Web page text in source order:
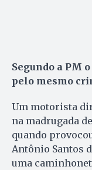
Segundo a PM
pelo mesmo
Um motorista
na madrugada
quando
Antônio Santos
uma